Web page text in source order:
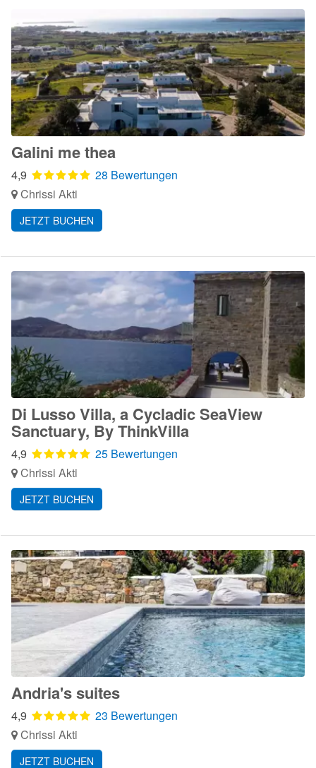
Galini me thea
4,9
28 Bewertungen
Chrissi Akti
JETZT BUCHEN
Di Lusso Villa, a Cycladic SeaView
Sanctuary, By ThinkVilla
4,9
25 Bewertungen
Chrissi Akti
JETZT BUCHEN
Andria's suites
4,9
23 Bewertungen
Chrissi Akti
JETZT BUCHEN